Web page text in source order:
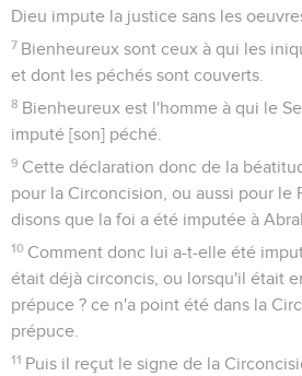
Dieu impute la justice sans les
7 Bienheureux sont ceux à qui les
et dont les péchés sont couverts.
8 Bienheureux est l'homme à qui le
imputé [son] péché.
9 Cette déclaration donc de la
pour la Circoncision, ou aussi pour le
disons que la foi a été imputée à
10 Comment donc lui a-t-elle été
était déjà circoncis, ou lorsqu'il était
prépuce ? ce n'a point été dans la
prépuce.
11 Puis il reçut le signe de la